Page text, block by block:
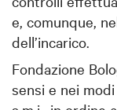
e, comunque,
dell’incarico.
Fondazione
sensi e nei